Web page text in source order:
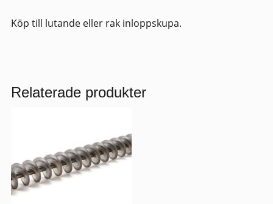
Köp till lutande eller rak inloppskupa.
Relaterade produkter